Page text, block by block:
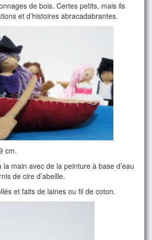
de bois. Certes petits, mais ils
et d’histoires abracadabrantes.
cm.
main avec de la peinture à base d’eau
de cire d’abeille.
et faits de laines ou fil de coton.